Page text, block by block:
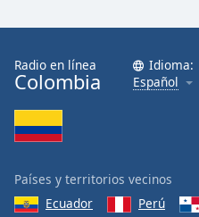
Radio en línea
Colombia
Idioma:
Español
Países y territorios vecinos
Ecuador
Perú